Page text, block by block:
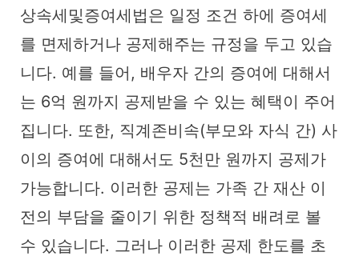
상속세및증여세법은 일정 조건 하에 증여세
를 면제하거나 공제해주는 규정을 두고 있습
니다. 예를 들어, 배우자 간의 증여에 대해서
는 6억 원까지 공제받을 수 있는 혜택이 주어
집니다. 또한, 직계존비속(부모와 자식 간) 사
이의 증여에 대해서도 5천만 원까지 공제가
가능합니다. 이러한 공제는 가족 간 재산 이
전의 부담을 줄이기 위한 정책적 배려로 볼
수 있습니다. 그러나 이러한 공제 한도를 초